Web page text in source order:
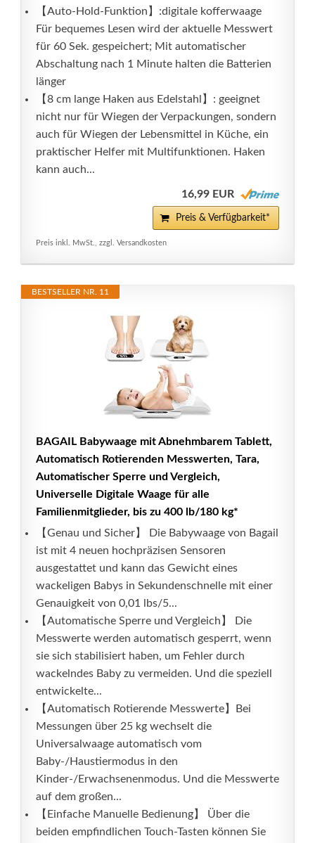
【Auto-Hold-Funktion】:digitale kofferwaage
Für bequemes Lesen wird der aktuelle Messwert
für 60 Sek. gespeichert; Mit automatischer
Abschaltung nach 1 Minute halten die Batterien
länger
【8 cm lange Haken aus Edelstahl】: geeignet
nicht nur für Wiegen der Verpackungen, sondern
auch für Wiegen der Lebensmittel in Küche, ein
praktischer Helfer mit Multifunktionen. Haken
kann auch...
16,99 EUR
Preis & Verfügbarkeit*
Preis inkl. MwSt., zzgl. Versandkosten
BESTSELLER NR. 11
BAGAIL Babywaage mit Abnehmbarem Tablett,
Automatisch Rotierenden Messwerten, Tara,
Automatischer Sperre und Vergleich,
Universelle Digitale Waage für alle
Familienmitglieder, bis zu 400 lb/180 kg*
【Genau und Sicher】 Die Babywaage von Bagail
ist mit 4 neuen hochpräzisen Sensoren
ausgestattet und kann das Gewicht eines
wackeligen Babys in Sekundenschnelle mit einer
Genauigkeit von 0,01 lbs/5...
【Automatische Sperre und Vergleich】 Die
Messwerte werden automatisch gesperrt, wenn
sie sich stabilisiert haben, um Fehler durch
wackelndes Baby zu vermeiden. Und die speziell
entwickelte...
【Automatisch Rotierende Messwerte】Bei
Messungen über 25 kg wechselt die
Universalwaage automatisch vom
Baby-/Haustiermodus in den
Kinder-/Erwachsenenmodus. Und die Messwerte
auf dem großen...
【Einfache Manuelle Bedienung】 Über die
beiden empfindlichen Touch-Tasten können Sie